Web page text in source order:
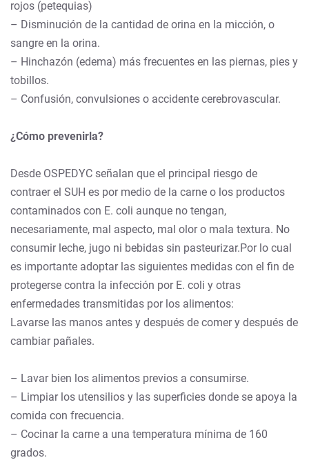
rojos (petequias)
– Disminución de la cantidad de orina en la micción, o
sangre en la orina.
– Hinchazón (edema) más frecuentes en las piernas, pies y
tobillos.
– Confusión, convulsiones o accidente cerebrovascular.
¿Cómo prevenirla?
Desde OSPEDYC señalan que el principal riesgo de
contraer el SUH es por medio de la carne o los productos
contaminados con E. coli aunque no tengan,
necesariamente, mal aspecto, mal olor o mala textura. No
consumir leche, jugo ni bebidas sin pasteurizar.Por lo cual
es importante adoptar las siguientes medidas con el fin de
protegerse contra la infección por E. coli y otras
enfermedades transmitidas por los alimentos:
Lavarse las manos antes y después de comer y después de
cambiar pañales.
– Lavar bien los alimentos previos a consumirse.
– Limpiar los utensilios y las superficies donde se apoya la
comida con frecuencia.
– Cocinar la carne a una temperatura mínima de 160
grados.